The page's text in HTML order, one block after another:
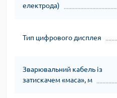
електрода)
Тип цифрового дисплея
Зварювальний кабель із
затискачем «маса», м